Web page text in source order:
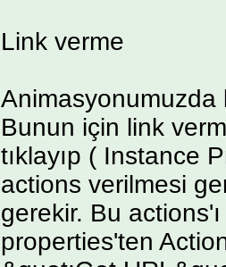
Link verme
Animasyonumuzda
Bunun için link
tıklayıp ( Instance
actions verilmesi
gerekir. Bu
properties'ten